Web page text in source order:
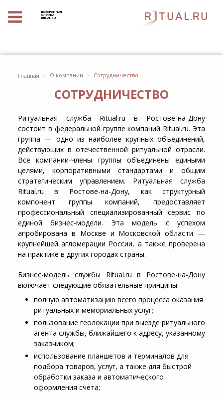
ПОХОРОННАЯ
СЛУЖБА
RITUAL.RU
Главная › О компании › Сотрудничество
СОТРУДНИЧЕСТВО
Ритуальная служба Ritual.ru в Ростове-на-Дону
состоит в федеральной группе компаний Ritual.ru. Эта
группа — одно из наиболее крупных объединений,
действующих в отечественной ритуальной отрасли.
Все компании-члены группы объединены едиными
целями, корпоративными стандартами и общим
стратегическим управлением. Ритуальная служба
Ritual.ru в Ростове-на-Дону, как структурный
компонент группы компаний, предоставляет
профессиональный специализированный сервис по
единой бизнес-модели. Эта модель с успехом
апробирована в Москве и Московской области —
крупнейшей агломерации России, а также проверена
на практике в других городах страны.
Бизнес-модель службы Ritual.ru в Ростове-на-Дону
включает следующие обязательные принципы:
полную автоматизацию всего процесса оказания
ритуальных и мемориальных услуг;
пользование геолокации при выезде ритуального
агента службы, ближайшего к адресу, указанному
заказчиком;
использование планшетов и терминалов для
подбора товаров, услуг, а также для быстрой
обработки заказа и автоматического
оформления счета;